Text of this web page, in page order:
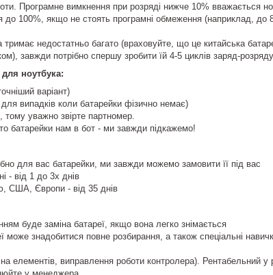
Програмне вимкнення при розряді нижче 10% вважається
до 100%, якщо не стоять програмні обмеження (наприклад,
недостатньо багато (враховуйте, що це китайська
завжди потрібно спершу зробити їй 4-5 циклів заряд-розряду
ноутбука:
варіант)
випадків коли батарейки фізично немає)
тому уважно звірте партномер.
батарейки нам в бот - ми завжди підкажемо!
для вас батарейки, ми завжди можемо замовити її під вас
- від 1 до 3х днів
США, Європи - від 35 днів
буде заміна батареї, якщо вона легко знімається
може знадобитися повне розбирання, а також спеціальні
елементів, виправлення роботи контролера). Рентабельний